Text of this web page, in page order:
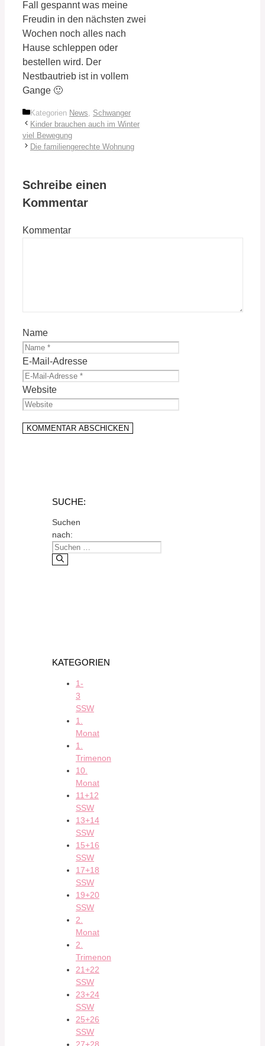
Fall gespannt was meine
Freudin in den nächsten zwei
Wochen noch alles nach
Hause schleppen oder
bestellen wird. Der
Nestbautrieb ist in vollem
Gange 🙂
Kategorien News
Schwanger
Kinder brauchen auch im Winter
viel Bewegung
Die familiengerechte Wohnung
Schreibe einen
Kommentar
Kommentar
Name
E-Mail-Adresse
Website
SUCHE:
Suchen
nach:
KATEGORIEN
1-
3
SSW
1.
Monat
1.
Trimenon
10.
Monat
11+12
SSW
13+14
SSW
15+16
SSW
17+18
SSW
19+20
SSW
2.
Monat
2.
Trimenon
21+22
SSW
23+24
SSW
25+26
SSW